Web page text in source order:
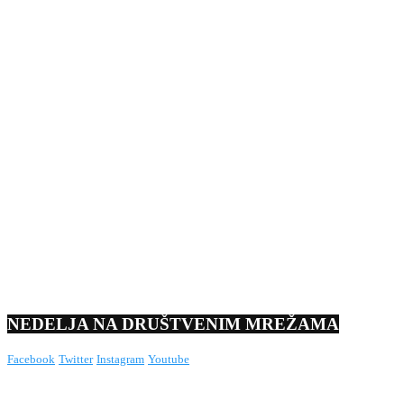
NEDELJA NA DRUŠTVENIM MREŽAMA
Facebook Twitter Instagram Youtube